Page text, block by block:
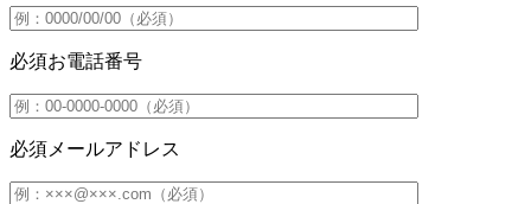
必須お電話番号
必須 メールアドレス